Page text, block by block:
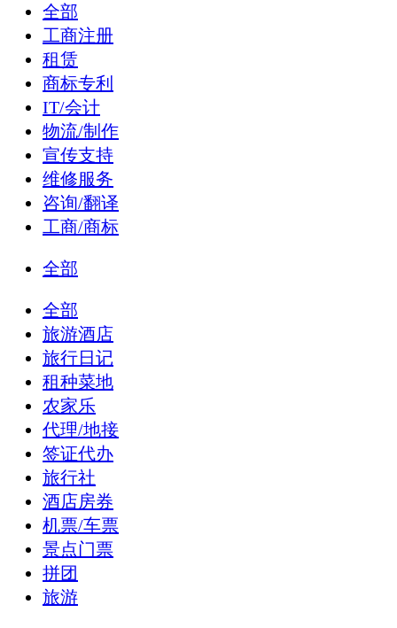
全部
工商注册
租赁
商标专利
IT/会计
物流/制作
宣传支持
维修服务
咨询/翻译
工商/商标
全部
全部
旅游酒店
旅行日记
租种菜地
农家乐
代理/地接
签证代办
旅行社
酒店房券
机票/车票
景点门票
拼团
旅游